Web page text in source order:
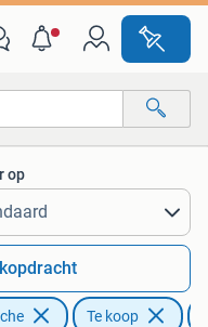
op
Te koop